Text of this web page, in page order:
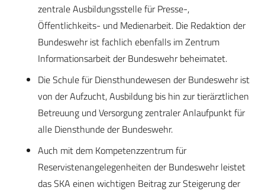
zentrale Ausbildungsstelle für Presse-,
Öffentlichkeits- und Medienarbeit. Die Redaktion der
Bundeswehr ist fachlich ebenfalls im Zentrum
Informationsarbeit der Bundeswehr beheimatet.
Die Schule für Diensthundewesen der Bundeswehr ist
von der Aufzucht, Ausbildung bis hin zur tierärztlichen
Betreuung und Versorgung zentraler Anlaufpunkt für
alle Diensthunde der Bundeswehr.
Auch mit dem Kompetenzzentrum für
Reservistenangelegenheiten der Bundeswehr leistet
das SKA einen wichtigen Beitrag zur Steigerung der